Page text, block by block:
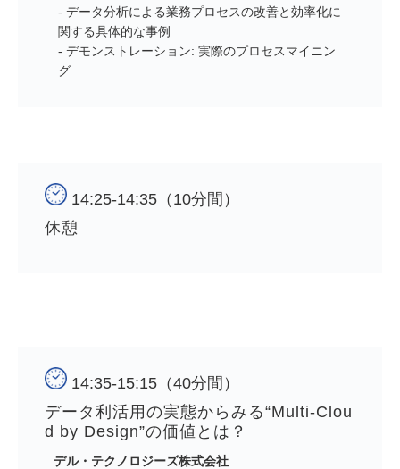
- データ分析による業務プロセスの改善と効率化に
関する具体的な事例
- デモンストレーション: 実際のプロセスマイニン
グ
14:25-14:35（10分間）
休憩
14:35-15:15（40分間）
データ利活用の実態からみる“Multi-Clou
d by Design”の価値とは？
デル・テクノロジーズ株式会社